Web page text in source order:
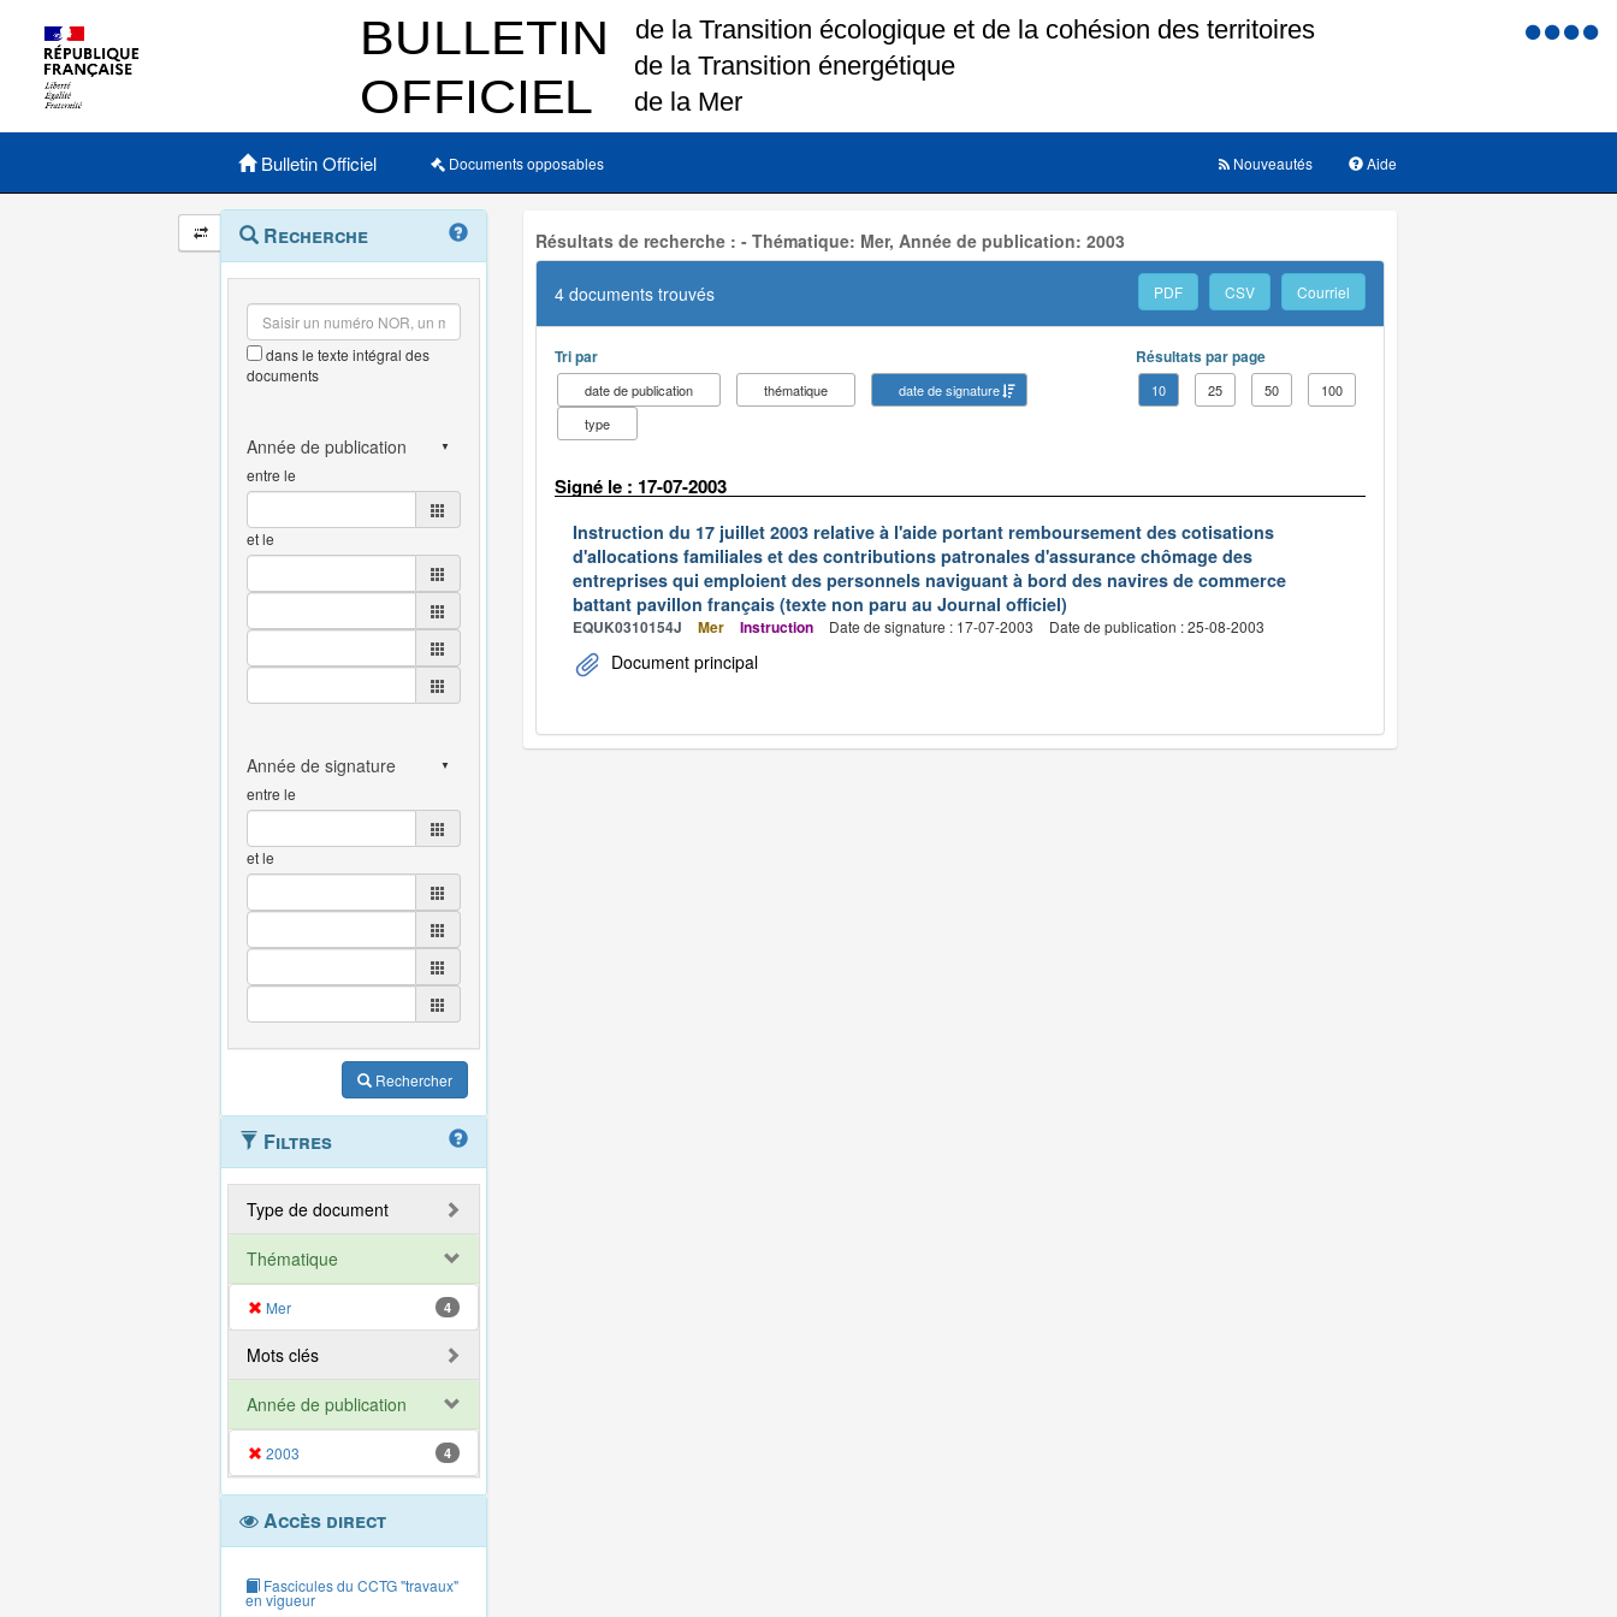
Menu
Menu principal
Bulletin Officiel Documents opposables Aide
Nouveautés
Navigation
et
outils
annexes
Menu
contextuel
Recherche
dans le texte intégral des
documents
entre le
et le
entre le
et le
Rechercher
Filtres
Type de document
Thématique
Mer 4
Mots clés
Année de publication
2003 4
Accès direct
Fascicules du CCTG "travaux"
en vigueur
Résultats de recherche : - Thématique: Mer, Année de publication: 2003
4 documents trouvés PDF CSV Courriel
Tri par
date de publication thématique
date de signature
type
Résultats par page
10 25 50 100
Signé le : 17-07-2003
Instruction du 17 juillet 2003 relative à l'aide portant remboursement des cotisations
d'allocations familiales et des contributions patronales d'assurance chômage des
entreprises qui emploient des personnels naviguant à bord des navires de commerce
battant pavillon français (texte non paru au Journal officiel)
EQUK0310154J Mer Instruction Date de signature : 17-07-2003 Date de publication : 25-08-2003
Document principal